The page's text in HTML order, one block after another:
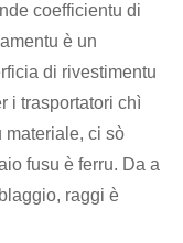
coefficientu di
è un
di rivestimentu
i trasportatori chì
materiale, ci sò
fusu è ferru. Da a
raggi è